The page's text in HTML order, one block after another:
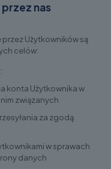
nas
Użytkowników są
celów:
konta Użytkownika w
związanych
za zgodą
w sprawach
danych